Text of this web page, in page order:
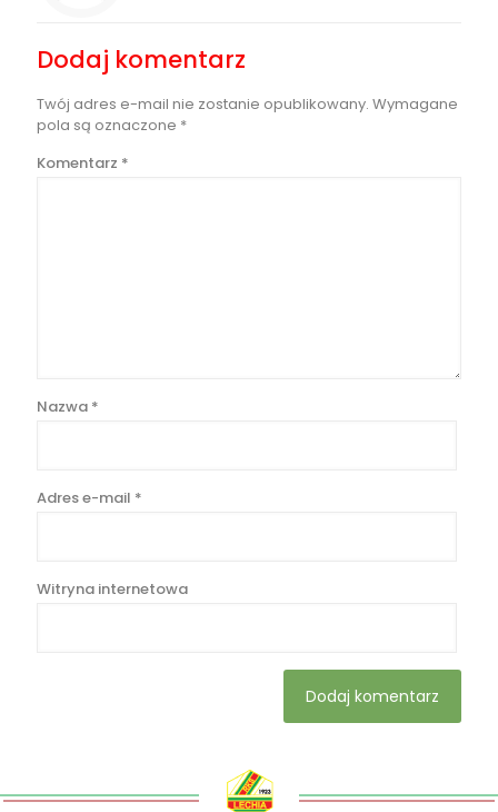
Dodaj komentarz
Twój adres e-mail nie zostanie opublikowany. Wymagane
pola są oznaczone *
Komentarz *
Nazwa *
Adres e-mail *
Witryna internetowa